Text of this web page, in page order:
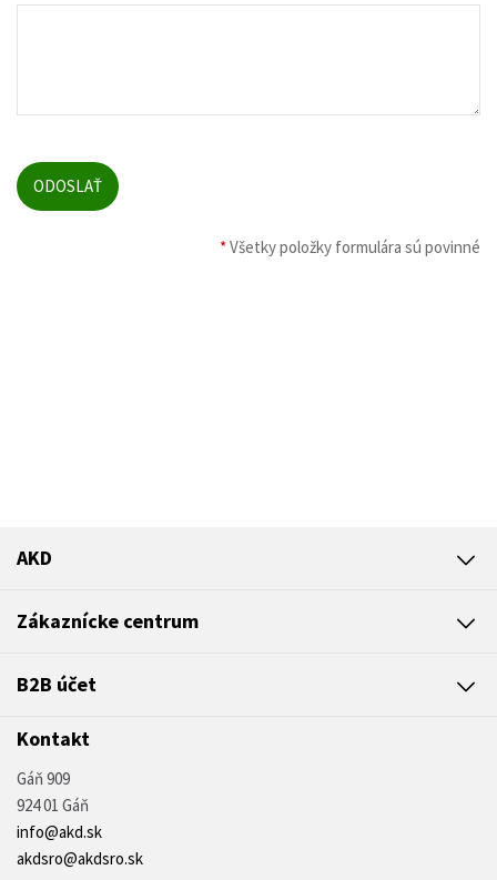
*Všetky položky formulára sú povinné
AKD
Zákaznícke centrum
B2B účet
Kontakt
Gáň 909
924 01 Gáň
info@akd.sk
akdsro@akdsro.sk